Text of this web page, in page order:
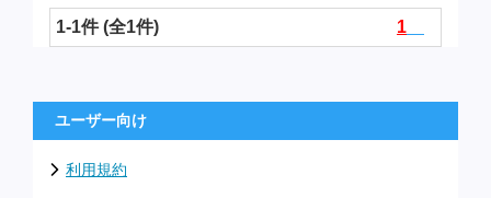
1-1件 (全1件) 1
ユーザー向け
利用規約